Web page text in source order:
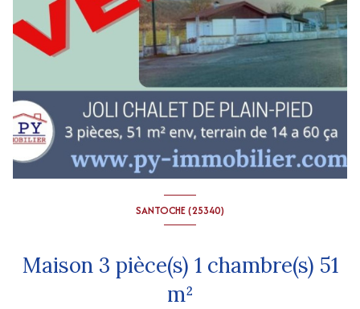
SANTOCHE (25340)
Maison 3 pièce(s) 1 chambre(s) 51
m²